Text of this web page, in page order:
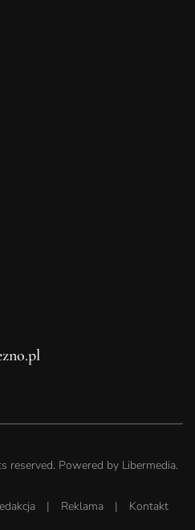
reserved. Powered by Libermedia.
| Reklama | Kontakt